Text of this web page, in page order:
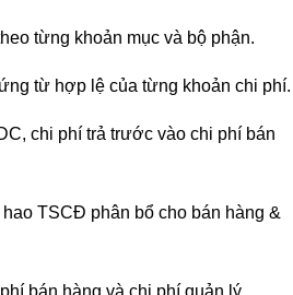
từng khoản mục và bộ phận.
từ hợp lệ của từng khoản chi phí.
chi phí trả trước vào chi phí bán
TSCĐ phân bổ cho bán hàng &
bán hàng và chi phí quản lý.